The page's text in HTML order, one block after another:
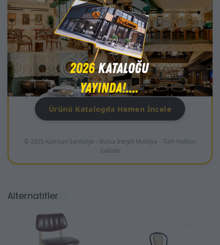
metalin modern uyumu sayesinde kafe & restoran
bar alanlarından ev içi bar köşelerine kadar pek çok
mekânda şık ve fonksiyonel bir çözüm oluşturur.
Tasarımındaki minimal çizgiler ve hafif gövde yapısı,
Cat modelini modern dekorasyonlarda tamamlayıcı
bir unsur haline getirir. Renk ve döşeme
seçenekleriyle proje bazlı özel üretime uygundur.
Ürünü Katalogda Hemen İncele
© 2025 Kamsan Sandalye - Bursa İnegöl Mobilya – Tüm Hakları
Saklıdır
Alternatifler